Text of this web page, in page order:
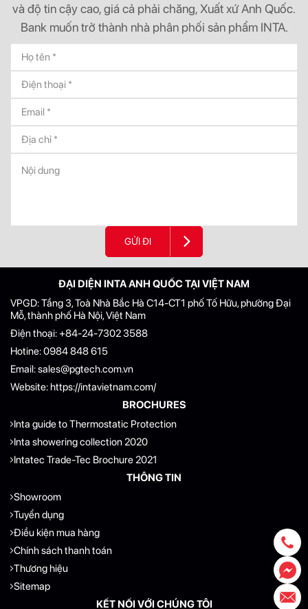
và độ tin cậy cao, giá cả phải chăng, Xuất xứ Anh Quốc.
Bank muốn trở thành nhà phân phối sản phẩm INTA.
GỬI ĐI
ĐẠI DIỆN INTA ANH QUỐC TẠI VIỆT NAM
VPGD: Tầng 3, Toà Nhà Bắc Hà C14-CT1 phố Tố Hữu, phường Đại
Mỗ, thành phố Hà Nội, Việt Nam
Điện thoại:+84-24-7302 3588
Hotine:0984 848 615
Email:sales@pgtech.com.vn
Website:https://intavietnam.com/
BROCHURES
Inta guide to Thermostatic Protection
Inta showering collection 2020
Intatec Trade-Tec Brochure 2021
THÔNG TIN
Showroom
Tuyển dụng
Điều kiện mua hàng
Chính sách thanh toán
Thương hiệu
Sitemap
KẾT NỐI VỚI CHÚNG TÔI